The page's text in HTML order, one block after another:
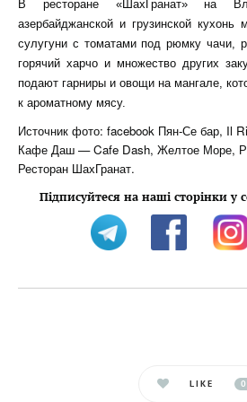
В ресторане «ШахГранат» на
азербайджанской и грузинской кухонь
сулугуни с томатами под рюмку чачи,
горячий харчо и множество других
подают гарниры и овощи на мангале,
к ароматному мясу.
Источник фото: facebook Пян-Се бар, Il
Кафе Даш — Cafe Dash, Желтое Море,
Ресторан ШахГранат.
Підписуйтеся на наші сторінки у
LIKE 0